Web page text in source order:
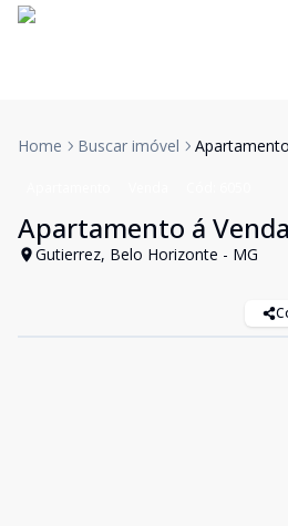
Home Buscar imóvel
Apartamento á
Gutierrez, Belo Horizonte - MG